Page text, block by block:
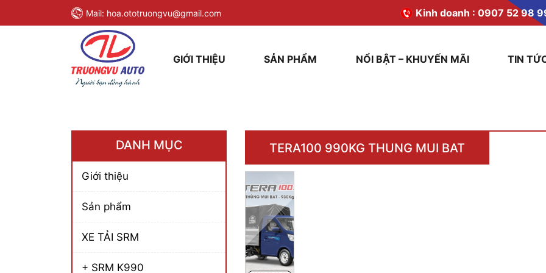
Mail: hoa.ototruongvu@gmail.com Kinh doanh : 0907 52 98
GIỚI THIỆU SẢN PHẨM NỔI BẬT – KHUYẾN MÃI TIN
DANH MỤC
Giới thiệu
Sản phẩm
XE TẢI SRM
+ SRM K990
TERA100 990KG THUNG MUI BAT